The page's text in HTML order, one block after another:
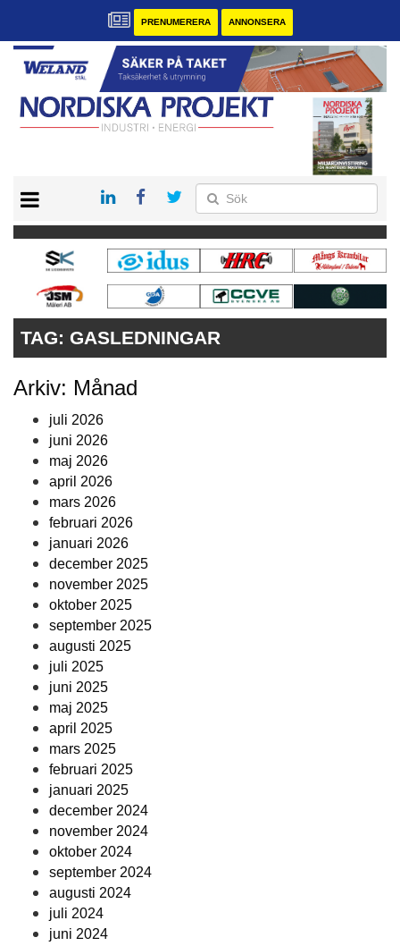
PRENUMERERA ANNONSERA
KONTAKT
VÅRA ANDRA MAGASIN
PRENUMERERA
ANNONSERA
TAG: GASLEDNINGAR
Arkiv: Månad
juli 2026
juni 2026
maj 2026
april 2026
mars 2026
februari 2026
januari 2026
december 2025
november 2025
oktober 2025
september 2025
augusti 2025
juli 2025
juni 2025
maj 2025
april 2025
mars 2025
februari 2025
januari 2025
december 2024
november 2024
oktober 2024
september 2024
augusti 2024
juli 2024
juni 2024